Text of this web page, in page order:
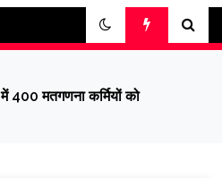
400 मतगणना कर्मियों को